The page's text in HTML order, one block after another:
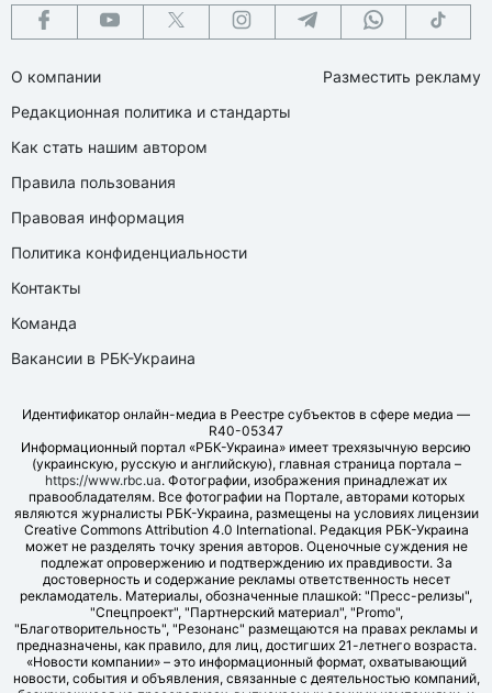
О компании
Редакционная политика и стандарты
Как стать нашим автором
Правила пользования
Правовая информация
Политика конфиденциальности
Контакты
Команда
Вакансии в РБК-Украина
Разместить рекламу
Идентификатор онлайн-медиа в Реестре субъектов в сфере медиа —
R40-05347
Информационный портал «РБК-Украина» имеет трехязычную версию
(украинскую, русскую и английскую), главная страница портала –
https://www.rbc.ua. Фотографии, изображения принадлежат их
правообладателям. Все фотографии на Портале, авторами которых
являются журналисты РБК-Украина, размещены на условиях лицензии
Creative Commons Attribution 4.0 International. Редакция РБК-Украина
может не разделять точку зрения авторов. Оценочные суждения не
подлежат опровержению и подтверждению их правдивости. За
достоверность и содержание рекламы ответственность несет
рекламодатель. Материалы, обозначенные плашкой: "Пресс-релизы",
"Спецпроект", "Партнерский материал", "Promo",
"Благотворительность", "Резонанс" размещаются на правах рекламы и
предназначены, как правило, для лиц, достигших 21-летнего возраста.
«Новости компании» – это информационный формат, охватывающий
новости, события и объявления, связанные с деятельностью компаний,